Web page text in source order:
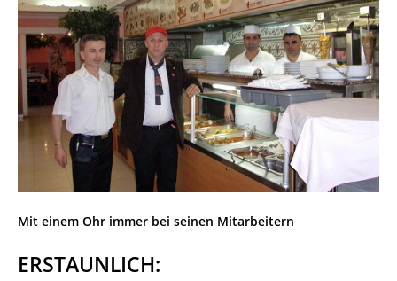
Mit einem Ohr immer bei seinen Mitarbeitern
ERSTAUNLICH: